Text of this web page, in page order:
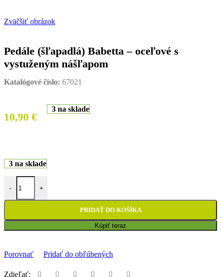
Zväčšiť obrázok
Pedále (šľapadlá) Babetta – oceľové s
vystuženým nášľapom
Katalógové číslo: 67021
10,90 €
3 na sklade
3 na sklade
- +
PRIDAŤ DO KOŠÍKA
Kúpiť teraz
Porovnať Pridať do obľúbených
Zdieľať: